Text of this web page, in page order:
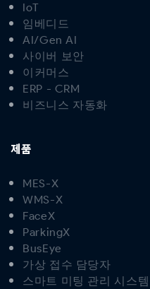
IoT
임베디드
AI/Gen AI
사이버 보안
이커머스
ERP - CRM
비즈니스 자동화
제품
MES-X
WMS-X
FaceX
ParkingX
BusEye
가상 접수 담당자
스마트 미팅 관리 시스템